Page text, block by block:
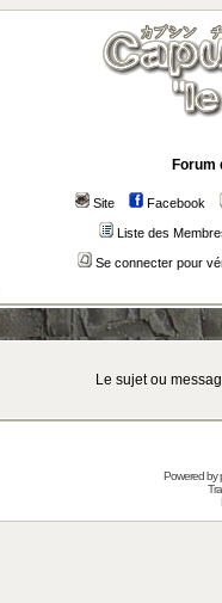
Forum
Site Facebook
Liste des
Se connecter pour
Le sujet ou
Powered by